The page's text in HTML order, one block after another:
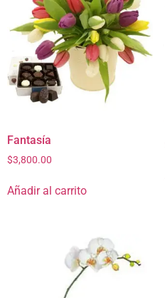
Fantasía
$3,800.00
Añadir al carrito